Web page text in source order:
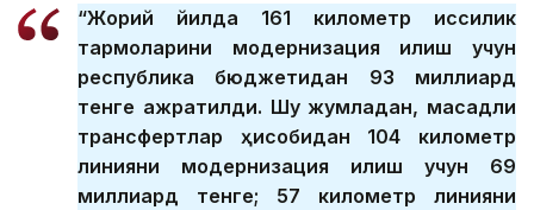
“Жорий йилда 161 километр иссиқлик
тармоқларини модернизация қилиш учун
республика бюджетидан 93 миллиард
тенге ажратилди. Шу жумладан, мақсадли
трансфертлар ҳисобидан 104 километр
линияни модернизация қилиш учун 69
миллиард тенге; 57 километр линияни